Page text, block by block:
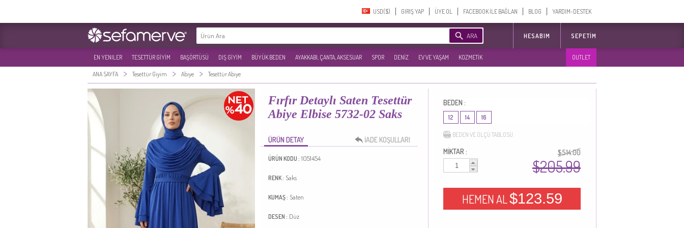
USD($)‎ GIRIŞ YAP ÜYE OL FACEBOOK İLE BAĞLAN BLOG YARDIM-DESTEK
ARA HESABIM SEPETIM
EN YENILER TESETTÜR GİYİM BAŞÖRTÜSÜ DIŞ GİYİM BÜYÜK BEDEN AYAKKABI, ÇANTA, AKSESUAR SPOR DENİZ EV VE YAŞAM KOZMETİK OUTLET
ANA SAYFA > Tesettür Giyim > Abiye > Tesettür Abiye
Fırfır Detaylı Saten Tesettür
Abiye Elbise 5732-02 Saks
ÜRÜN DETAY İADE KOŞULLARI
ÜRÜN KODU : 1051454
RENK : Saks
KUMAŞ : Saten
DESEN : Düz
BEDEN :
12 14 16
BEDEN VE ÖLÇÜ TABLOSU
MİKTAR : $514.00
$205.99
HEMEN AL$123.59